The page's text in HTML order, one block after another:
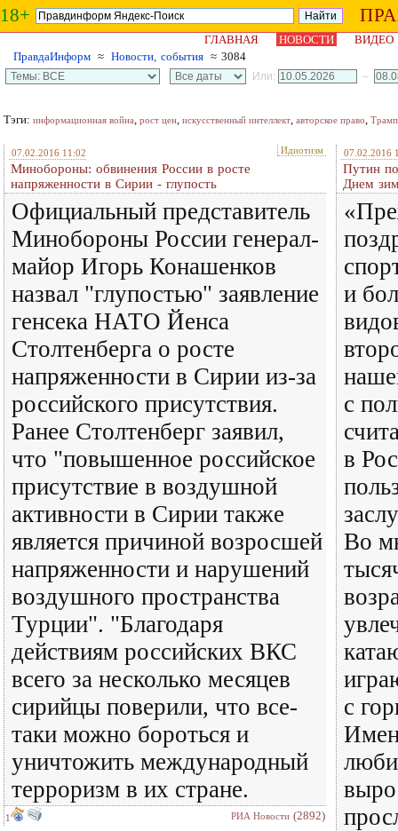
18+
ГЛАВНАЯ НОВОСТИ
ВИДЕО
ПравдаИнформ ≈ Новости, события ≈ 3084
Или: –
Тэги: информационная война, рост цен, искусственный интеллект, авторское право, Трамп
07.02.2016 11:02 Идиотизм
Минобороны: обвинения России в росте
напряженности в Сирии - глупость
Официальный представитель
Минобороны России генерал-
майор Игорь Конашенков
назвал "глупостью" заявление
генсека НАТО Йенса
Столтенберга о росте
напряженности в Сирии из-за
российского присутствия.
Ранее Столтенберг заявил,
что "повышенное российское
присутствие в воздушной
активности в Сирии также
является причиной возросшей
напряженности и нарушений
воздушного пространства
Турции". "Благодаря
действиям российских ВКС
всего за несколько месяцев
сирийцы поверили, что все-
таки можно бороться и
уничтожить международный
терроризм в их стране.
1 РИА Новости (2892)
07.02.2016
Путин
Днем
и
с
в
Во
с